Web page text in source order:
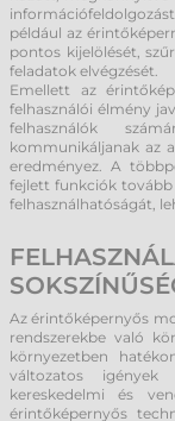
például az
pontos kijelölését,
feladatok elvégzését.
Emellett az
felhasználói élmény
felhasználók
kommunikáljanak az
eredményez. A
fejlett funkciók tovább
felhasználhatóságát,
Az érintőképernyős
rendszerekbe való
környezetben
változatos igények
kereskedelmi és
érintőképernyős